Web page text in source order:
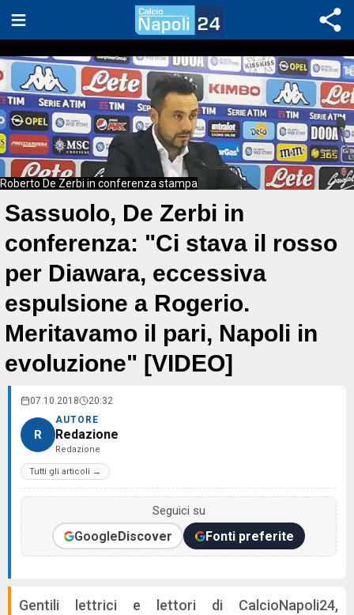
Roberto De Zerbi in conferenza stampa
Sassuolo, De Zerbi in
conferenza: "Ci stava il rosso
per Diawara, eccessiva
espulsione a Rogerio.
Meritavamo il pari, Napoli in
evoluzione" [VIDEO]
07.10.2018 20:32
R
AUTORE
Redazione
Redazione
Tutti gli articoli →
Seguici su
GoogleDiscover Fonti preferite
Gentili lettrici e lettori di CalcioNapoli24,